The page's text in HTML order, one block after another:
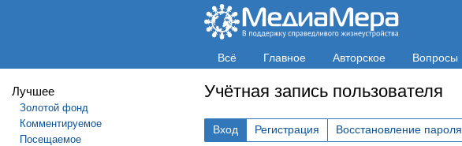
Всё Главное Авторское Вопросы
Лучшее
Золотой фонд
Комментируемое
Посещаемое
Учётная запись пользователя
Вход Регистрация Восстановление пароля